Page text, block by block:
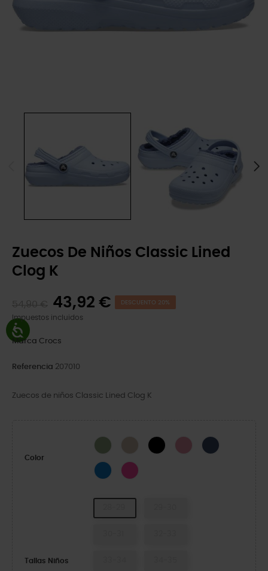
Zuecos De Niños Classic Lined
Clog K
43,92 € DESCUENTO 20%
Impuestos incluidos
Marca Crocs
Referencia 207010
Zuecos de niños Classic Lined Clog K
Color
Moss Mushroom/Bone
Black/BlackHyper PinkNavy/Charcoal
Blue Bolt/MultiPink Crush/Multi
Tallas Niños